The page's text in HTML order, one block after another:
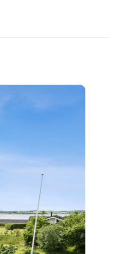
for døren.
fra en af stuerne
i årene 2004 til
afdeling med
isoleret. Den
sig som ét
som tilfører
et bryggers
hygge. Med
bruge, og huset